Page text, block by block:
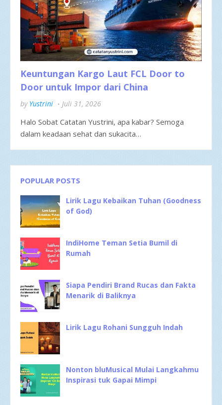
Keuntungan Kargo Laut FCL Door to
Door untuk Impor dari China
by Yustrini Juli 31, 2026
Halo Sobat Catatan Yustrini, apa kabar? Semoga
dalam keadaan sehat dan sukacita…
POPULAR POSTS
Lirik Lagu Kebaikan Tuhan (Goodness
of God)
IndiHome Teman Setia Bumil di
Rumah
Siapa Pendiri Brand Rucas dan Fakta
Menarik di Baliknya
Lirik Lagu Rohani Sungguh Indah
Nonton bluMusical Mulai Langkahmu
Inspirasi tuk Gapai Mimpi